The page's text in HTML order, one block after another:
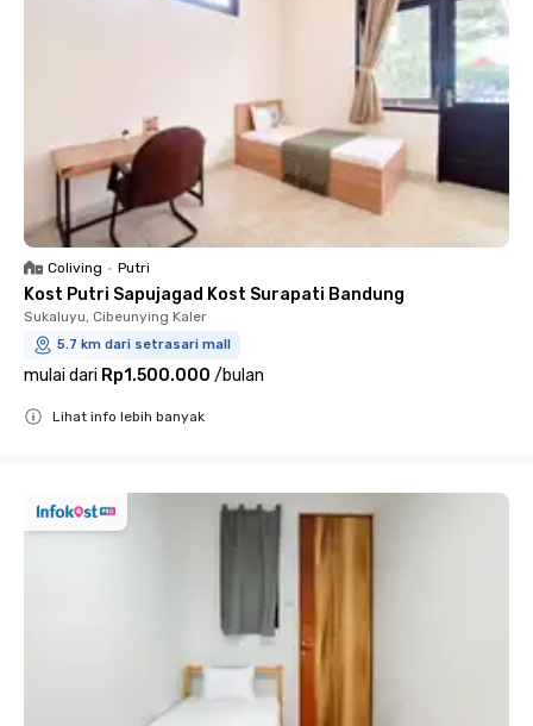
Coliving • Putri
Kost Putri Sapujagad Kost Surapati Bandung
Sukaluyu, Cibeunying Kaler
5.7 km dari setrasari mall
mulai dari Rp1.500.000 /bulan
Lihat info lebih banyak